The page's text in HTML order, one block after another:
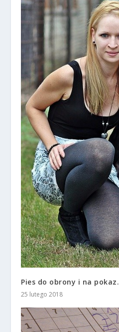
Pies do obrony i na pokaz.
25 lutego 2018